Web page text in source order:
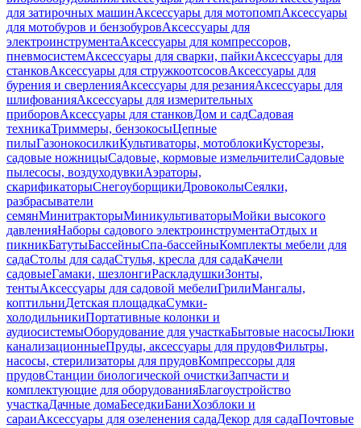
для затирочных машинАксессуары для мотопомпАксессуары
для мотобуров и бензобуровАксессуары для
электроинструментаАксессуары для компрессоров,
пневмосистемАксессуары для сварки, пайкиАксессуары для
станковАксессуары для стружкоотсосовАксессуары для
бурения и сверленияАксессуары для резанияАксессуары для
шлифованияАксессуары для измерительных
приборовАксессуары для станковДом и садСадовая
техникаТриммеры, бензокосыЦепные
пилыГазонокосилкиКультиваторы, мотоблокиКусторезы,
садовые ножницыСадовые, кормовые измельчителиСадовые
пылесосы, воздуходувкиАэраторы,
скарификаторыСнегоуборщикиДровоколыСеялки,
разбрасыватели
семянМинитракторыМиникультиваторыМойки высокого
давленияНаборы садового электроинструментаОтдых и
пикникБатутыБассейныСпа-бассейныКомплекты мебели для
садаСтолы для садаСтулья, кресла для садаКачели
садовыеГамаки, шезлонгиРаскладушкиЗонты,
тентыАксессуары для садовой мебелиГрилиМангалы,
коптильниДетская площадкаСумки-
холодильникиПортативные колонки и
аудиосистемыОборудование для участкаБытовые насосыЛюки
канализационныеПруды, аксессуары для прудовФильтры,
насосы, стерилизаторы для прудовКомпрессоры для
прудовСтанции биологической очисткиЗапчасти и
комплектующие для оборудованияБлагоустройство
участкаДачные домаБеседкиБаниХозблоки и
сараиАксессуары для озеленения садаДекор для садаПочтовые